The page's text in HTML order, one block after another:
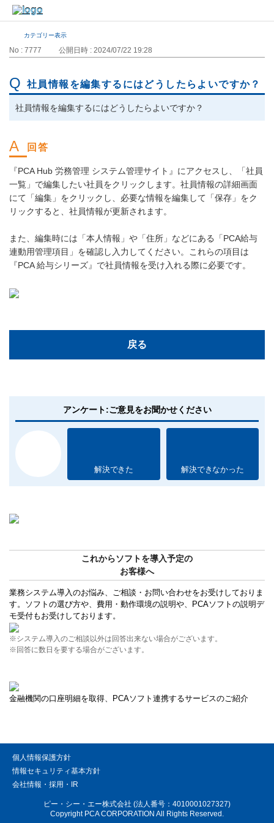
カテゴリー表示
No : 7777 公開日時 : 2024/07/22 19:28
社員情報を編集するにはどうしたらよいですか？
社員情報を編集するにはどうしたらよいですか？
『PCA Hub 労務管理 システム管理サイト』にアクセスし、「社員
一覧」で編集したい社員をクリックします。社員情報の詳細画面
にて「編集」をクリックし、必要な情報を編集して「保存」をク
リックすると、社員情報が更新されます。
また、編集時には「本人情報」や「住所」などにある「PCA給与
連動用管理項目」を確認し入力してください。これらの項目は
『PCA 給与シリーズ』で社員情報を受け入れる際に必要です。
戻る
アンケート:ご意見をお聞かせください
解決できた 解決できなかった
これからソフトを導入予定の
お客様へ
業務システム導入のお悩み、ご相談・お問い合わせをお受けしておりま
す。ソフトの選び方や、費用・動作環境の説明や、PCAソフトの説明デ
モ受付もお受けしております。
※システム導入のご相談以外は回答出来ない場合がございます。
※回答に数日を要する場合がございます。
金融機関の口座明細を取得、PCAソフト連携するサービスのご紹介
個人情報保護方針
情報セキュリティ基本方針
会社情報・採用・IR
ピー・シー・エー株式会社 (法人番号：4010001027327)
Copyright PCA CORPORATION All Rights Reserved.